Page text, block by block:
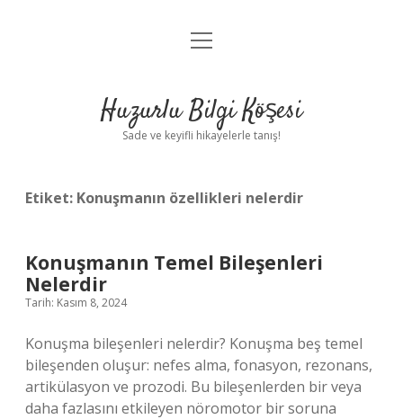
Anasayfa
Yasal Uyarı
menüyü
Huzurlu Bilgi Köşesi
Sade ve keyifli hikayelerle tanış!
Etiket: Konuşmanın özellikleri nelerdir
Konuşmanın Temel Bileşenleri
Nelerdir
Tarih: Kasım 8, 2024
Konuşma bileşenleri nelerdir? Konuşma beş temel
bileşenden oluşur: nefes alma, fonasyon, rezonans,
artikülasyon ve prozodi. Bu bileşenlerden bir veya
daha fazlasını etkileyen nöromotor bir soruna